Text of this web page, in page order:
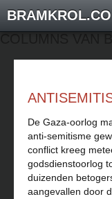
De Gaza-oorlog
anti-semitisme
conflict kreeg
godsdienstoorlog
duizenden
aangevallen door